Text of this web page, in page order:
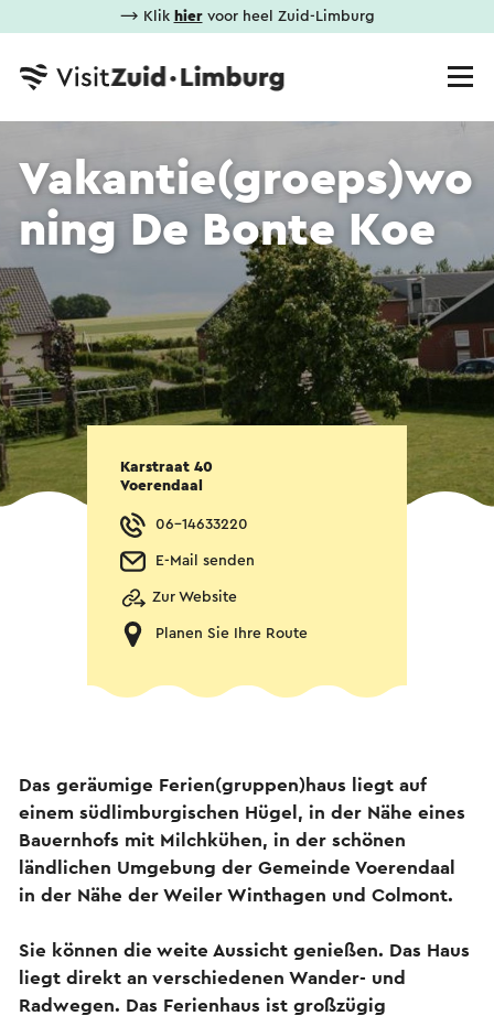
⟶ Klik hiervoor heel Zuid-Limburg
Vakantie(groeps)wo
ning De Bonte Koe
Karstraat 40
Voerendaal
06-14633220
E-Mail senden
Zur Website
Planen Sie Ihre Route
Das geräumige Ferien(gruppen)haus liegt auf
einem südlimburgischen Hügel, in der Nähe eines
Bauernhofs mit Milchkühen, in der schönen
ländlichen Umgebung der Gemeinde Voerendaal
in der Nähe der Weiler Winthagen und Colmont.
Sie können die weite Aussicht genießen. Das Haus
liegt direkt an verschiedenen Wander- und
Radwegen. Das Ferienhaus ist großzügig